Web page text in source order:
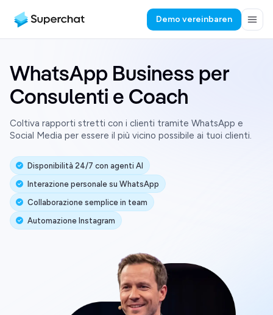
Demo vereinbaren
WhatsApp Business per
Consulenti e Coach
Coltiva rapporti stretti con i clienti tramite WhatsApp e
Social Media per essere il più vicino possibile ai tuoi clienti.
Disponibilità 24/7 con agenti AI
Interazione personale su WhatsApp
Collaborazione semplice in team
Automazione Instagram